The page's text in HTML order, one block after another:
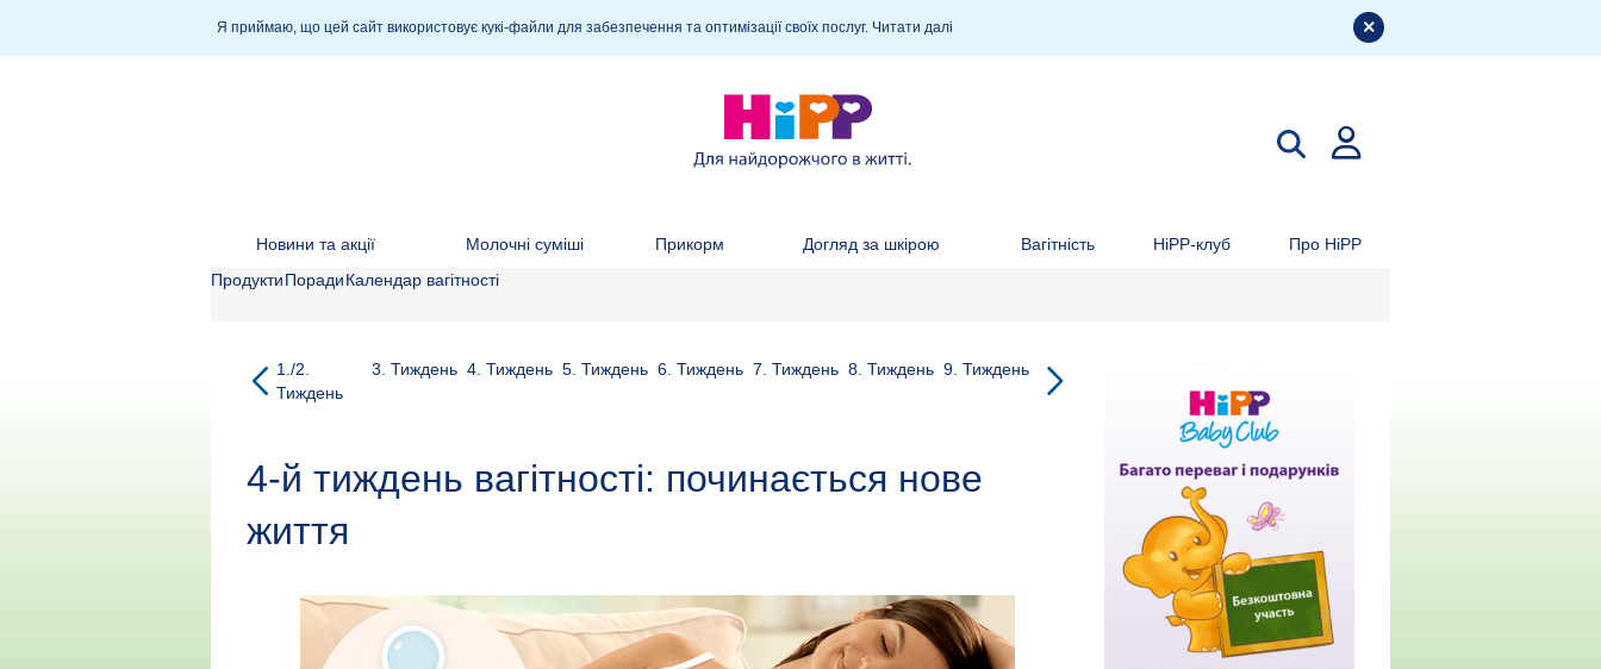
Я приймаю, що цей сайт використовує кукі-файли для забезпечення та оптимізації своїх послуг. Читати далі
Новини та акції Молочні суміші Прикорм Догляд за шкірою Вагітність HiPP-клуб
Про HiPP
ПродуктиПорадиКалендар вагітності
1./2.
Тиждень
3. Тиждень 4. Тиждень 5. Тиждень 6. Тиждень 7. Тиждень 8. Тиждень 9. Тиждень 10.
4-й тиждень вагітності: починається нове
життя